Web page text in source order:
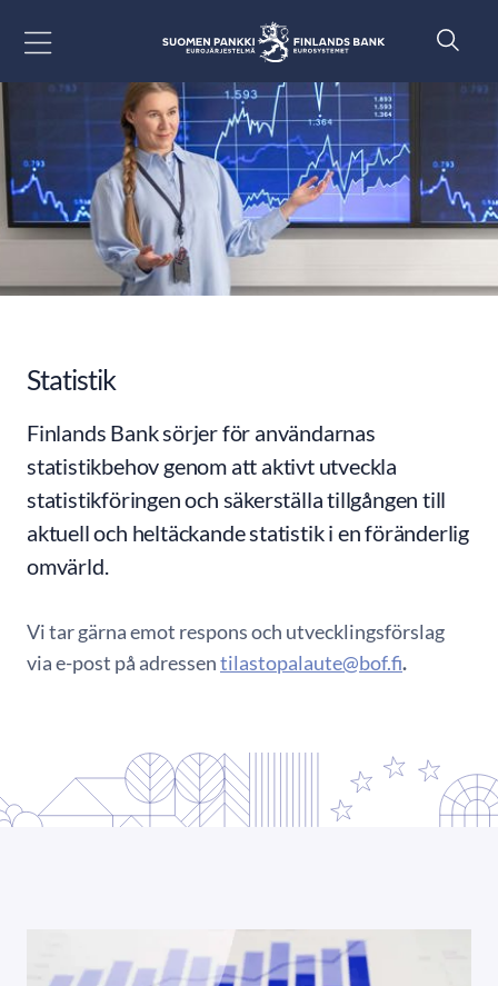
Statistik
Finlands Bank sörjer för användarnas
statistikbehov genom att aktivt utveckla
statistikföringen och säkerställa tillgången till
aktuell och heltäckande statistik i en föränderlig
omvärld.
Vi tar gärna emot respons och utvecklingsförslag
via e-post på adressentilastopalaute@bof.fi.